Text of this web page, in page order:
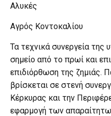
Αλυκές
Αγρός Κοντοκαλίου
Τα τεχνικά συνεργεία της
σημείο από το πρωί και
επιδιόρθωση της ζημιάς.
βρίσκεται σε στενή
Κέρκυρας και την
εφαρμογή των